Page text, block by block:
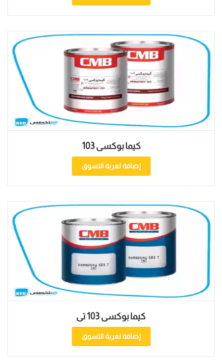
كيما بوكسى 103
إضافة لعربة التسوق
كيما بوكسى 103 تى
إضافة لعربة التسوق